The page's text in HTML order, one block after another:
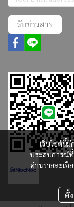
เว็บไซต์นี้มี
ประสบการณ์ที่
อ่านรายละเอี
ตั้
รับข่าวสาร